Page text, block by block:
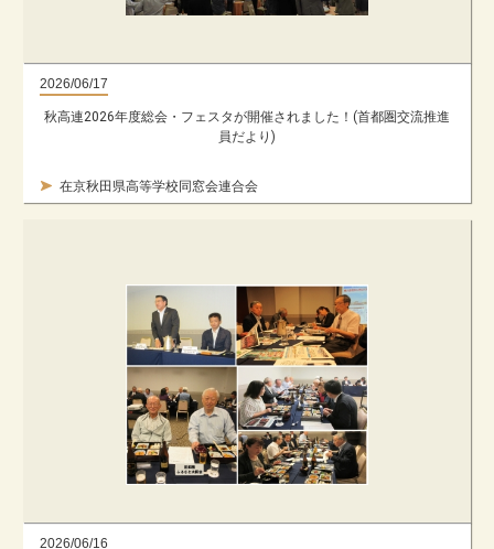
2026/06/17
在京秋田県高等学校同窓会連合会
秋高連2026年度総会・フェスタが開催されました！(首都圏交流推進
員だより)
2026/06/16